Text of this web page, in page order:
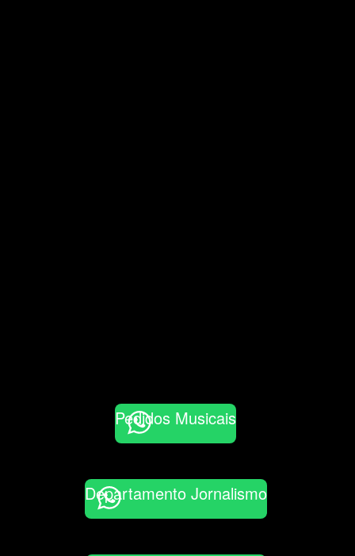
Pedidos Musicais
Departamento Jornalismo